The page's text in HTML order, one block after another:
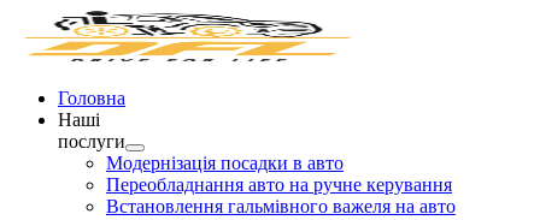
Головна
Наші
послуги
Модернізація посадки в авто
Переобладнання авто на ручне керування
Встановлення гальмівного важеля на авто